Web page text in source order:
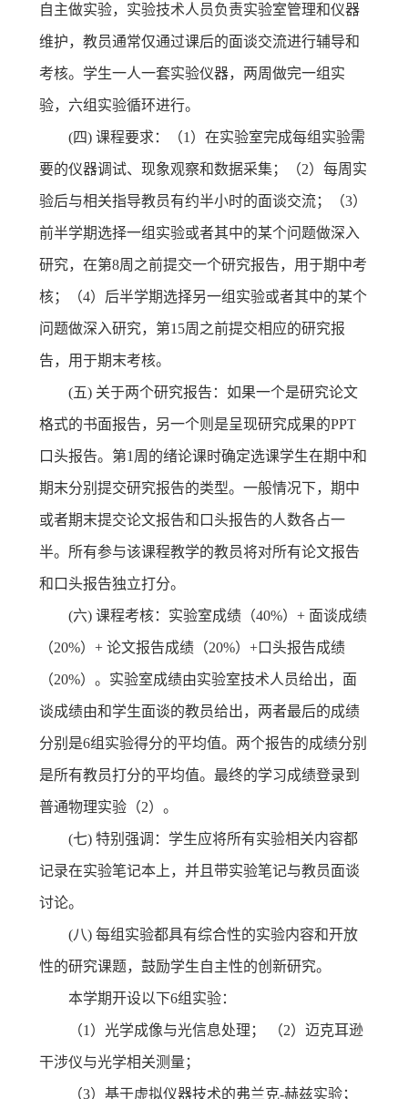
自主做实验，实验技术人员负责实验室管理和仪器
维护，教员通常仅通过课后的面谈交流进行辅导和
考核。学生一人一套实验仪器，两周做完一组实
验，六组实验循环进行。
(四) 课程要求：（1）在实验室完成每组实验需
要的仪器调试、现象观察和数据采集；（2）每周实
验后与相关指导教员有约半小时的面谈交流；（3）
前半学期选择一组实验或者其中的某个问题做深入
研究，在第8周之前提交一个研究报告，用于期中考
核；（4）后半学期选择另一组实验或者其中的某个
问题做深入研究，第15周之前提交相应的研究报
告，用于期末考核。
(五) 关于两个研究报告：如果一个是研究论文
格式的书面报告，另一个则是呈现研究成果的PPT
口头报告。第1周的绪论课时确定选课学生在期中和
期末分别提交研究报告的类型。一般情况下，期中
或者期末提交论文报告和口头报告的人数各占一
半。所有参与该课程教学的教员将对所有论文报告
和口头报告独立打分。
(六) 课程考核：实验室成绩（40%）+ 面谈成绩
（20%）+ 论文报告成绩（20%）+口头报告成绩
（20%）。实验室成绩由实验室技术人员给出，面
谈成绩由和学生面谈的教员给出，两者最后的成绩
分别是6组实验得分的平均值。两个报告的成绩分别
是所有教员打分的平均值。最终的学习成绩登录到
普通物理实验（2）。
(七) 特别强调：学生应将所有实验相关内容都
记录在实验笔记本上，并且带实验笔记与教员面谈
讨论。
(八) 每组实验都具有综合性的实验内容和开放
性的研究课题，鼓励学生自主性的创新研究。
本学期开设以下6组实验：
（1）光学成像与光信息处理； （2）迈克耳逊
干涉仪与光学相关测量；
（3）基于虚拟仪器技术的弗兰克-赫兹实验；